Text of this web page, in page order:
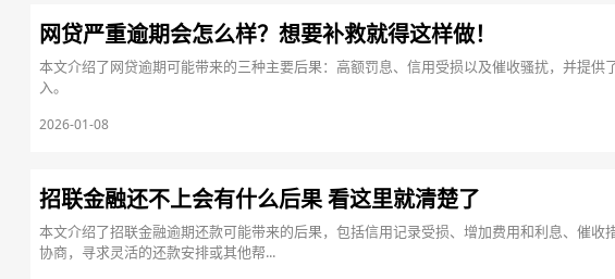
网贷严重逾期会怎么样？想要补救就得这样做！
本文介绍了网贷逾期可能带来的三种主要后果：高额罚息、信用受损以及催收骚扰，并提
入。
2026-01-08
招联金融还不上会有什么后果 看这里就清楚了
本文介绍了招联金融逾期还款可能带来的后果，包括信用记录受损、增加费用和利息、催
协商，寻求灵活的还款安排或其他帮...